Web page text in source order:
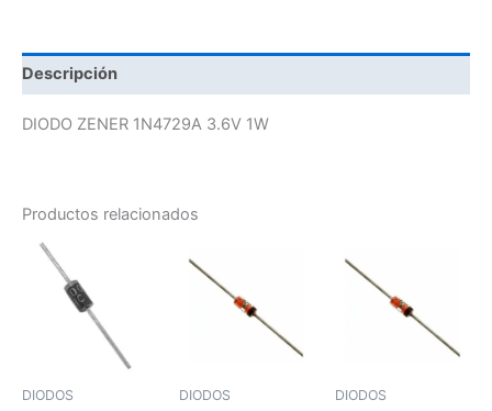
Descripción
DIODO ZENER 1N4729A 3.6V 1W
Productos relacionados
DIODOS DIODOS DIODOS